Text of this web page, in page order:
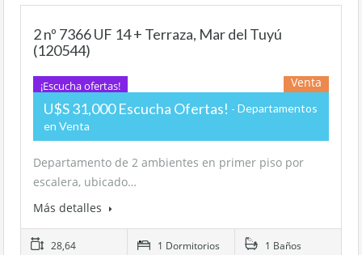
2 nº 7366 UF 14 + Terraza, Mar del Tuyú
(120544)
¡Escucha ofertas! Venta
U$S 31,000 Escucha Ofertas!
Departamentos
en Venta
Departamento de 2 ambientes en primer piso por
escalera, ubicado…
Más detalles
28,64 1 Dormitorios 1 Baños